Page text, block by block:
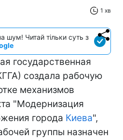
1 хв
шум! Читай тільки суть з
государственная
создала рабочую
механизмов
"Модернизация
города Киева",
группы назначен